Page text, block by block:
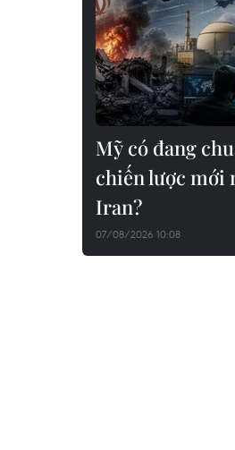
Mỹ có đang
chiến lược mới
Iran?
07/08/2026 10:08